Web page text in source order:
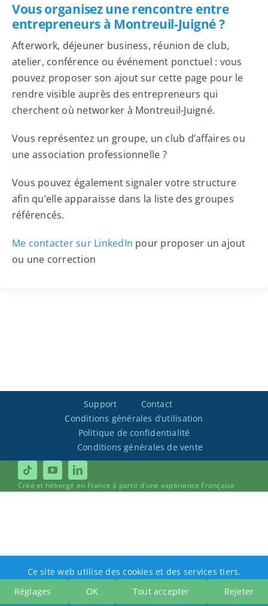
Vous organisez une rencontre entre
entrepreneurs à Montreuil-Juigné ?
Afterwork, déjeuner business, réunion de club,
atelier, conférence ou événement ponctuel : vous
pouvez proposer son ajout sur cette page pour le
rendre visible auprès des entrepreneurs qui
cherchent où networker à Montreuil-Juigné.
Vous représentez un groupe, un club d’affaires ou
une association professionnelle ?
Vous pouvez également signaler votre structure
afin qu’elle apparaisse dans la liste des groupes
référencés.
Me contacter sur LinkedIn pour proposer un ajout
ou une correction
Support
Contact
Conditions générales d’utilisation
Politique de confidentialité
Conditions générales de vente
Créé et hébergé en France à partir d’une expérience Française
Ce site web utilise des cookies et des services tiers.
Réglages
OK Tout accepter Rejeter